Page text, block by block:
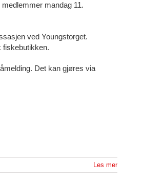
mandag 11.
ved Youngstorget.
fiskebutikken.
Det kan gjøres via
Les mer